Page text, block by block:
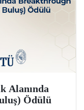
Alanında
Ödülü